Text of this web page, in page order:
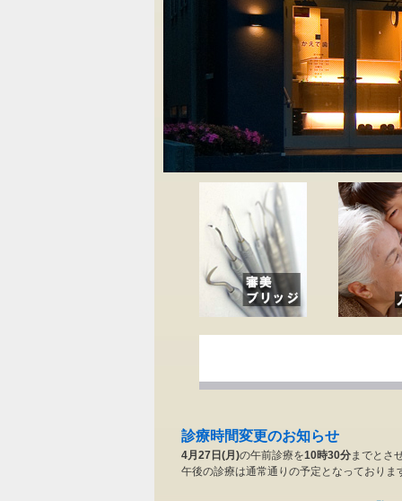
診療時間変更のお知らせ
4月27日(月)の午前診療を10時30分までとさ
午後の診療は通常通りの予定となっておりま